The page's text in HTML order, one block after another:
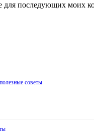
для последующих моих
советы